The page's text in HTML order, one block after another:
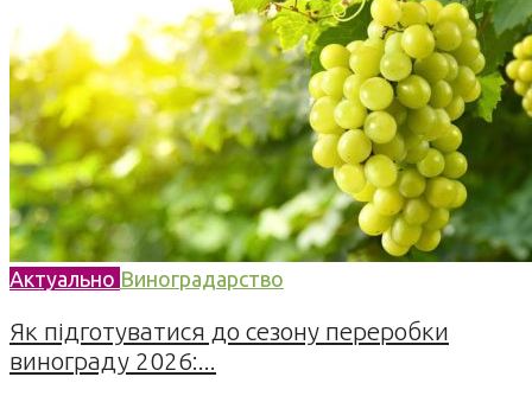
Актуально Виноградарство
Як підготуватися до сезону переробки
винограду 2026:...